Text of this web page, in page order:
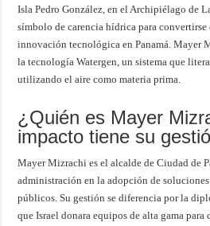
Isla Pedro González, en el Archipiélago de
símbolo de carencia hídrica para
innovación tecnológica en Panamá. Mayer
la tecnología Watergen, un sistema que
utilizando el aire como materia prima.
¿Quién es Mayer
impacto tiene su
Mayer Mizrachi es el alcalde de Ciudad de
administración en la adopción de
públicos. Su gestión se diferencia por la
que Israel donara equipos de alta gama para